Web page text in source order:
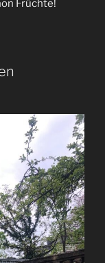
Früchte!